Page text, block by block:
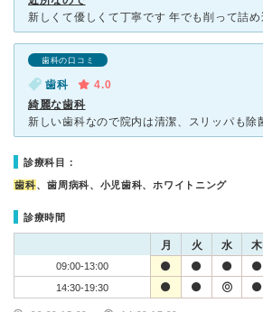
歯科の口コミ
歯科
4.0
綺麗な歯科
診療科目：
歯科、歯周病科、小児歯科、ホワイトニング
診療時間
月 火 水 木
09:00-13:00
14:30-19:30